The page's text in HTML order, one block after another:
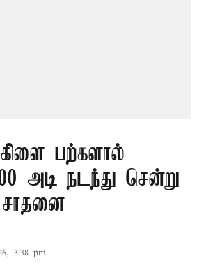
பற்களால்
அடி நடந்து சென்று
3:38 pm